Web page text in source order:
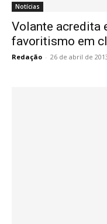
Notícias
Volante acredita
favoritismo em
Redação - 26 de abril de